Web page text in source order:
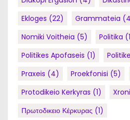
Ekloges (22) Grammateia
Nomiki Voitheia (5) Politika
Politikes Apofaseis (1)
Praxeis (4) Proekfonisi (5)
Protodikeio Kerkyras (1)
Πρωτοδικειο Κέρκυρας (1)